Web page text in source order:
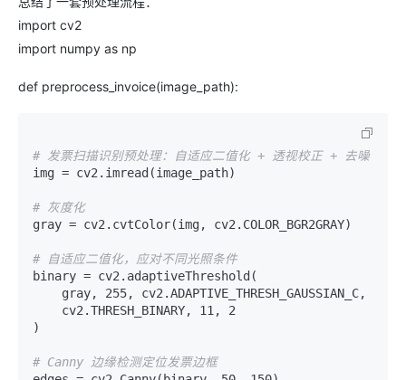
import cv2
import numpy as np
def preprocess_invoice(image_path):
# 发票扫描识别预处理：自适应二值化 + 透视校正 + 去噪
img = cv2.imread(image_path)
# 灰度化
gray = cv2.cvtColor(img, cv2.COLOR_BGR2GRAY)
# 自适应二值化，应对不同光照条件
binary = cv2.adaptiveThreshold(
)
# Canny 边缘检测定位发票边框